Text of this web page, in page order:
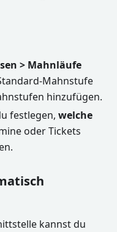
> Mahnläufe
Mahnstufe
hinzufügen.
festlegen, welche
oder Tickets
kannst du